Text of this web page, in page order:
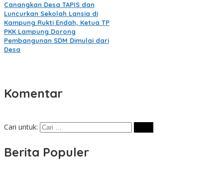
Canangkan Desa TAPIS dan
Luncurkan Sekolah Lansia di
Kampung Rukti Endah, Ketua TP
PKK Lampung Dorong
Pembangunan SDM Dimulai dari
Desa
Komentar
Cari untuk:
Berita Populer